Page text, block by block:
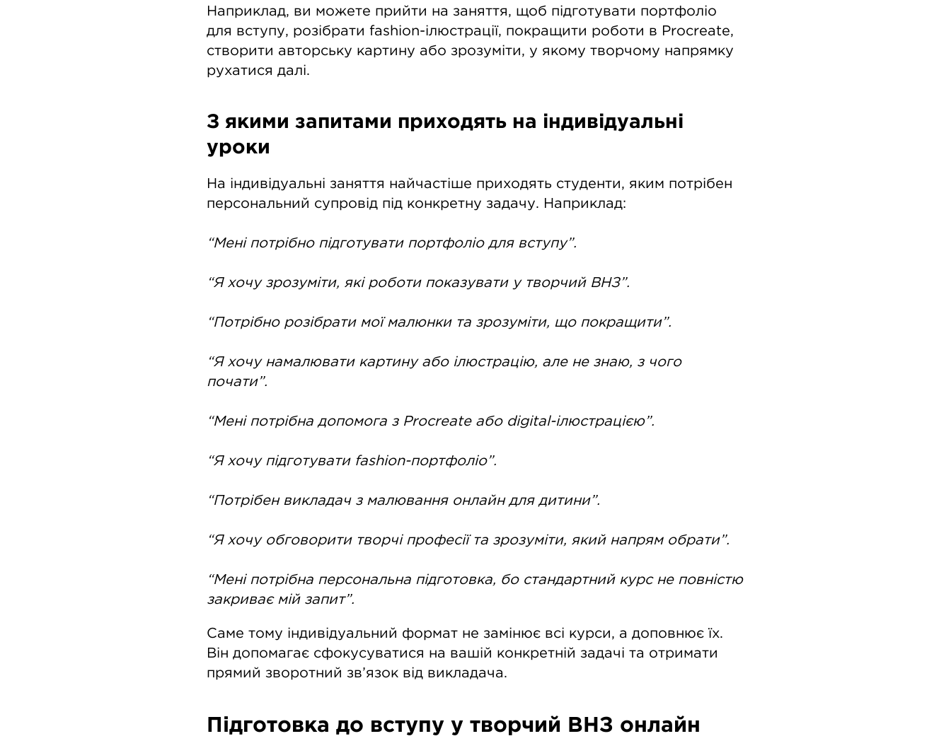
Наприклад, ви можете прийти на заняття, щоб підготувати портфоліо
для вступу, розібрати fashion-ілюстрації, покращити роботи в Procreate,
створити авторську картину або зрозуміти, у якому творчому напрямку
рухатися далі.
З якими запитами приходять на індивідуальні
уроки
На індивідуальні заняття найчастіше приходять студенти, яким потрібен
персональний супровід під конкретну задачу. Наприклад:
“Мені потрібно підготувати портфоліо для вступу”.
“Я хочу зрозуміти, які роботи показувати у творчий ВНЗ”.
“Потрібно розібрати мої малюнки та зрозуміти, що покращити”.
“Я хочу намалювати картину або ілюстрацію, але не знаю, з чого
почати”.
“Мені потрібна допомога з Procreate або digital-ілюстрацією”.
“Я хочу підготувати fashion-портфоліо”.
“Потрібен викладач з малювання онлайн для дитини”.
“Я хочу обговорити творчі професії та зрозуміти, який напрям обрати”.
“Мені потрібна персональна підготовка, бо стандартний курс не повністю
закриває мій запит”.
Саме тому індивідуальний формат не замінює всі курси, а доповнює їх.
Він допомагає сфокусуватися на вашій конкретній задачі та отримати
прямий зворотний зв’язок від викладача.
Підготовка до вступу у творчий ВНЗ онлайн